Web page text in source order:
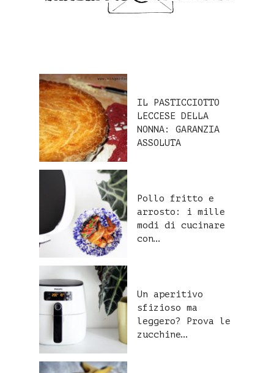
IL PASTICCIOTTO
LECCESE DELLA
NONNA: GARANZIA
ASSOLUTA
Pollo fritto e
arrosto: i mille
modi di cucinare
con…
Un aperitivo
sfizioso ma
leggero? Prova le
zucchine…